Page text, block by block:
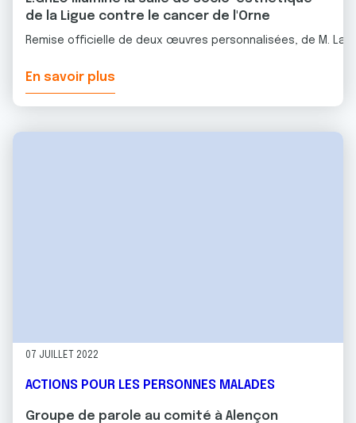
de la Ligue contre le cancer de l'Orne
Remise officielle de deux œuvres personnalisées, de M.
En savoir plus
07 JUILLET 2022
ACTIONS POUR LES PERSONNES MALADES
Groupe de parole au comité à Alençon